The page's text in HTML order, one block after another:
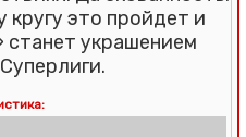
кругу это пройдет и
украшением